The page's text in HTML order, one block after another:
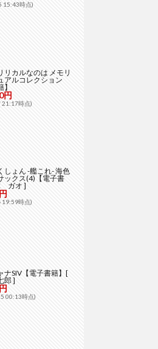
15:43時点)
リカルなのは メモリ
アルコレクション
円
時点)
しょん -艦これ- 海色
ックス(4)【電子書
ガオ ]
時点)
ナSIV【電子書籍】[
郎 ]
00:13時点)